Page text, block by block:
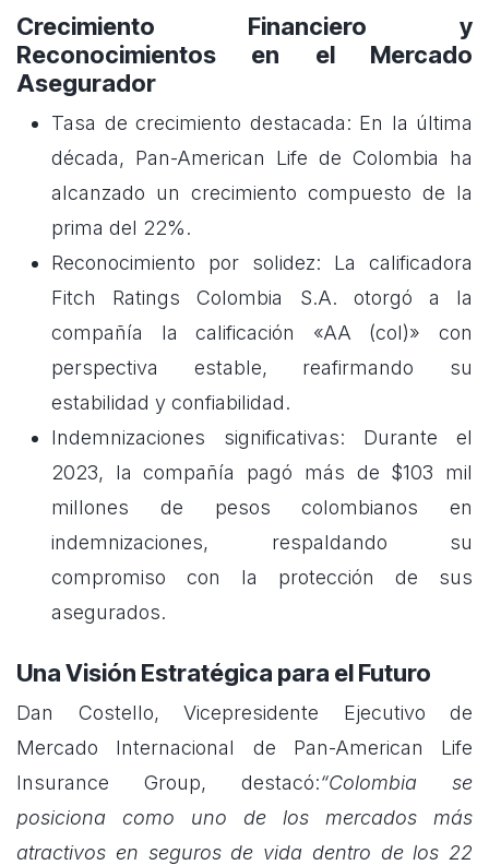
Crecimiento Financiero y
Reconocimientos en el Mercado
Asegurador
Tasa de crecimiento destacada: En la última
década, Pan-American Life de Colombia ha
alcanzado un crecimiento compuesto de la
prima del 22%.
Reconocimiento por solidez: La calificadora
Fitch Ratings Colombia S.A. otorgó a la
compañía la calificación «AA (col)» con
perspectiva estable, reafirmando su
estabilidad y confiabilidad.
Indemnizaciones significativas: Durante el
2023, la compañía pagó más de $103 mil
millones de pesos colombianos en
indemnizaciones, respaldando su
compromiso con la protección de sus
asegurados.
Una Visión Estratégica para el Futuro
Dan Costello, Vicepresidente Ejecutivo de
Mercado Internacional de Pan-American Life
Insurance Group, destacó:“Colombia se
posiciona como uno de los mercados más
atractivos en seguros de vida dentro de los 22